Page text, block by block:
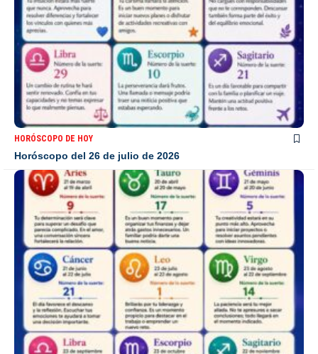
HORÓSCOPO DE HOY
Horóscopo del 26 de julio de 2026